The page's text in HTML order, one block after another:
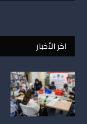
اخر الأخبار